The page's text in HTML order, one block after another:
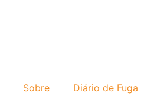
Sobre Diário de Fuga